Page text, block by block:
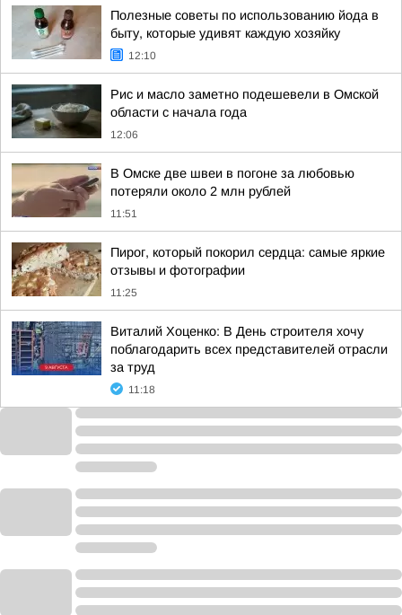
Полезные советы по использованию йода в
быту, которые удивят каждую хозяйку
12:10
Рис и масло заметно подешевели в Омской
области с начала года
12:06
В Омске две швеи в погоне за любовью
потеряли около 2 млн рублей
11:51
Пирог, который покорил сердца: самые яркие
отзывы и фотографии
11:25
Виталий Хоценко: В День строителя хочу
поблагодарить всех представителей отрасли
за труд
11:18